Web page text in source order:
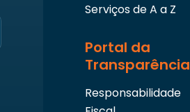
Serviços de A a Z
Portal da
Transparência
Responsabilidade